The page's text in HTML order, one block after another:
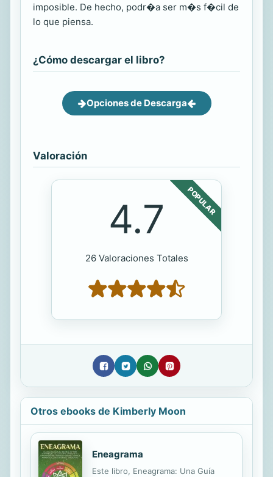
imposible. De hecho, podr�a ser m�s f�cil de
lo que piensa.
¿Cómo descargar el libro?
Opciones de Descarga
Valoración
POPULAR
4.7
26 Valoraciones Totales
Otros ebooks de Kimberly Moon
Eneagrama
Este libro, Eneagrama: Una Guía